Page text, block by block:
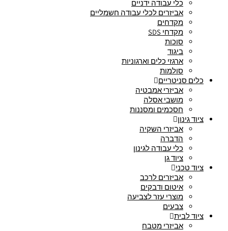
כלי עבודה ידניים
אביזרים לכלי עבודה חשמליים
מקדחים
מקדחי SDS
סוכות
ביגוד
ארגזי כלים וארגוניות
סולמות
כלים סניטריים
אביזרי אמבטיה
מושבי אסלה
חסכמים ומסננות
ציוד גינון
אביזרי השקיה
הדברה
כלי עבודה לגינון
ציוד גן
ציוד טכני
אביזרים לרכב
איטום ודבקים
מוצרי עזר לצביעה
צבעים
ציוד לבית
אביזרי מטבח